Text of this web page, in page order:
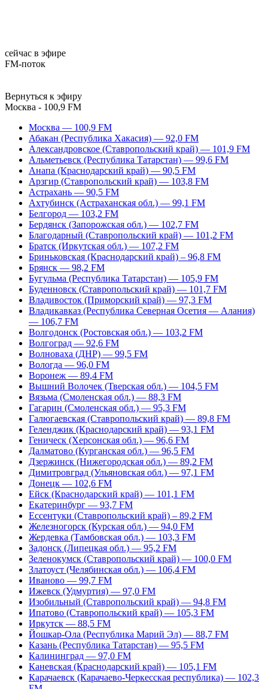
сейчас в эфире
FM-поток
Вернуться к эфиру
Москва - 100,9 FM
Москва — 100,9 FM
Абакан (Республика Хакасия) — 92,0 FM
Александровское (Ставропольский край) — 101,9 FM
Альметьевск (Республика Татарстан) — 99,6 FM
Анапа (Краснодарский край) — 90,5 FM
Арзгир (Ставропольский край) — 103,8 FM
Астрахань — 90,5 FM
Ахтубинск (Астраханская обл.) — 99,1 FM
Белгород — 103,2 FM
Бердянск (Запорожская обл.) — 102,7 FM
Благодарный (Ставропольский край) — 101,2 FM
Братск (Иркутская обл.) — 107,2 FM
Бриньковская (Краснодарский край) – 96,8 FM
Брянск — 98,2 FM
Бугульма (Республика Татарстан) — 105,9 FM
Буденновск (Ставропольский край) — 101,7 FM
Владивосток (Приморский край) — 97,3 FM
Владикавказ (Республика Северная Осетия — Алания)
— 106,7 FM
Волгодонск (Ростовская обл.) — 103,2 FM
Волгоград — 92,6 FM
Волноваха (ДНР) — 99,5 FM
Вологда — 96,0 FM
Воронеж — 89,4 FM
Вышний Волочек (Тверская обл.) — 104,5 FM
Вязьма (Смоленская обл.) — 88,3 FM
Гагарин (Смоленская обл.) — 95,3 FM
Галюгаевская (Ставропольский край) — 89,8 FM
Геленджик (Краснодарский край) — 93,1 FM
Геническ (Херсонская обл.) — 96,6 FM
Далматово (Курганская обл.) — 96,5 FM
Дзержинск (Нижегородская обл.) — 89,2 FM
Димитровград (Ульяновская обл.) — 97,1 FM
Донецк — 102,6 FM
Ейск (Краснодарский край) — 101,1 FM
Екатеринбург — 93,7 FM
Ессентуки (Ставропольский край) – 89,2 FM
Железногорск (Курская обл.) — 94,0 FM
Жердевка (Тамбовская обл.) — 103,3 FM
Задонск (Липецкая обл.) — 95,2 FM
Зеленокумск (Ставропольский край) — 100,0 FM
Златоуст (Челябинская обл.) — 106,4 FM
Иваново — 99,7 FM
Ижевск (Удмуртия) — 97,0 FM
Изобильный (Ставропольский край) — 94,8 FM
Ипатово (Ставропольский край) — 105,3 FM
Иркутск — 88,5 FM
Йошкар-Ола (Республика Марий Эл) — 88,7 FM
Казань (Республика Татарстан) — 95,5 FM
Калининград — 97,0 FM
Каневская (Краснодарский край) — 105,1 FM
Карачаевск (Карачаево-Черкесская республика) — 102,3